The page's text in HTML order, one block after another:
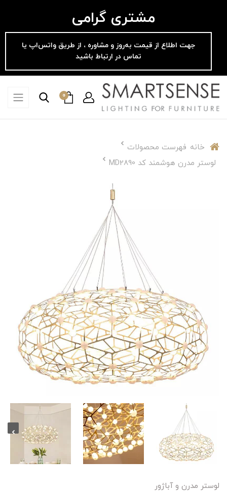
مشتری گرامی
جهت اطلاع از قیمت به‌روز و مشاوره ، از طریق واتس‌اپ یا
تماس در ارتباط باشید
0
خانه فهرست محصولات
لوستر مدرن هوشمند کد MD2890
لوستر مدرن و آباژور